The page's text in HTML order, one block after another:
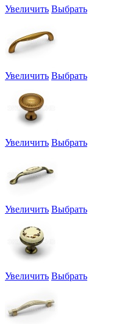
Увеличить Выбрать
Увеличить Выбрать
Увеличить Выбрать
Увеличить Выбрать
Увеличить Выбрать